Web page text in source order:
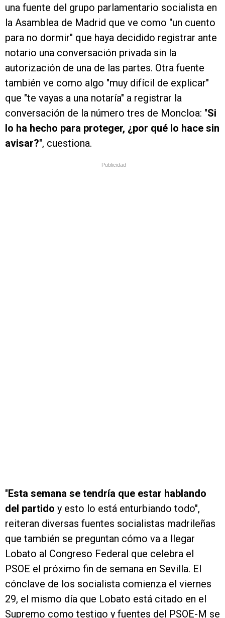
una fuente del grupo parlamentario socialista en
la Asamblea de Madrid que ve como "un cuento
para no dormir" que haya decidido registrar ante
notario una conversación privada sin la
autorización de una de las partes. Otra fuente
también ve como algo "muy difícil de explicar"
que "te vayas a una notaría" a registrar la
conversación de la número tres de Moncloa: "Si
lo ha hecho para proteger, ¿por qué lo hace sin
avisar?", cuestiona.
Publicidad
"Esta semana se tendría que estar hablando
del partido y esto lo está enturbiando todo",
reiteran diversas fuentes socialistas madrileñas
que también se preguntan cómo va a llegar
Lobato al Congreso Federal que celebra el
PSOE el próximo fin de semana en Sevilla. El
cónclave de los socialista comienza el viernes
29, el mismo día que Lobato está citado en el
Supremo como testigo y fuentes del PSOE-M se